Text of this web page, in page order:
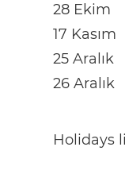
28 Ekim
17 Kasım
25 Aralık
26 Aralık
Holidays